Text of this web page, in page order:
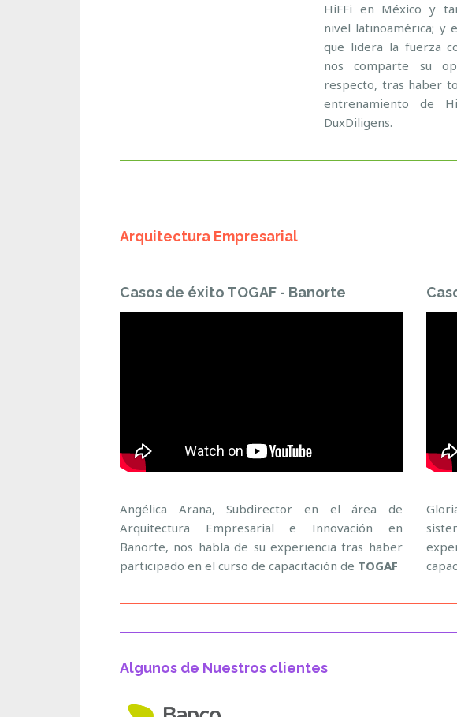
HiFFi en México y
nivel latinoamérica; y
que lidera la fuerza
nos comparte su
respecto, tras haber
entrenamiento‬ de
DuxDiligens.
Arquitectura Empresarial
Casos de éxito TOGAF - Banorte
Angélica Arana, Subdirector en el área de
Arquitectura Empresarial e Innovación en
Banorte, nos habla de su experiencia tras haber
participado en el curso de capacitación de TOGAF
Algunos de Nuestros clientes